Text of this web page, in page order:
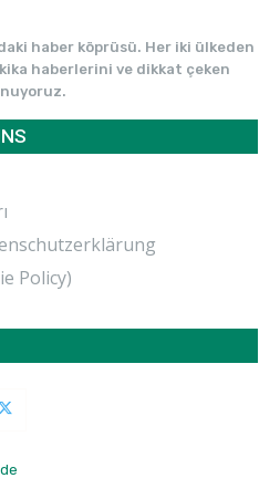
haber köprüsü. Her iki ülkeden
haberlerini ve dikkat çeken
Policy)